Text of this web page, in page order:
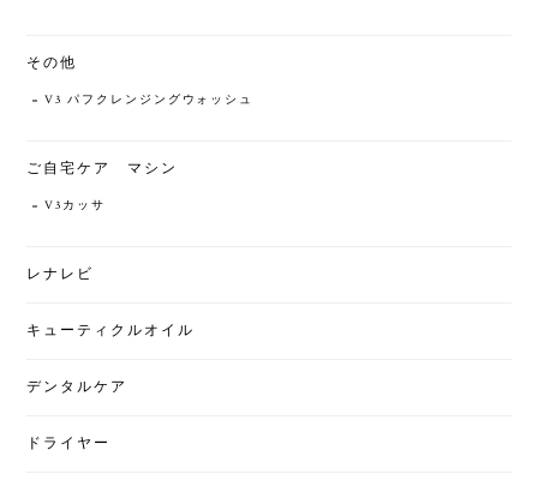
その他
V3 パフクレンジングウォッシュ
ご自宅ケア マシン
V3カッサ
レナレビ
キューティクルオイル
デンタルケア
ドライヤー